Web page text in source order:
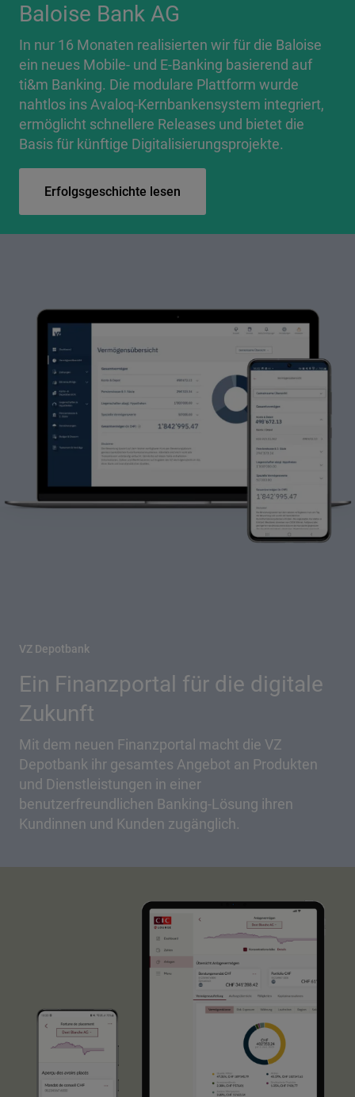
Baloise Bank AG
In nur 16 Monaten realisierten wir für die Baloise
ein neues Mobile- und E-Banking basierend auf
ti&m Banking. Die modulare Plattform wurde
nahtlos ins Avaloq-Kernbankensystem integriert,
ermöglicht schnellere Releases und bietet die
Basis für künftige Digitalisierungsprojekte.
Erfolgsgeschichte lesen
VZ Depotbank
Ein Finanzportal für die digitale
Zukunft
Mit dem neuen Finanzportal macht die VZ
Depotbank ihr gesamtes Angebot an Produkten
und Dienstleistungen in einer
benutzerfreundlichen Banking-Lösung ihren
Kundinnen und Kunden zugänglich.